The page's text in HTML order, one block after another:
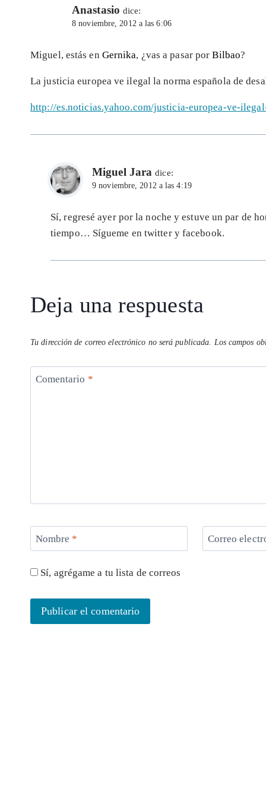
Anastasio dice:
8 noviembre, 2012 a las 6:06
Miguel, estás en Gernika, ¿vas a pasar porBilbao?
La justicia europea ve ilegal la norma española de
http://es.noticias.yahoo.com/justicia-europea-ve-
Miguel Jara dice:
9 noviembre, 2012 a las 4:19
Sí, regresé ayer por la noche y estuve un par de
tiempo… Sígueme en twitter y facebook.
Deja una respuesta
Tu dirección de correo electrónico no será publicada. Los campos
Comentario *
Nombre * Correo
Sí, agrégame a tu lista de correos